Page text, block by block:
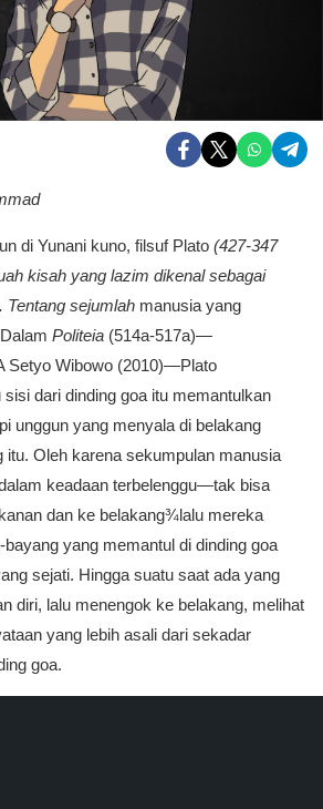
di Yunani kuno, filsuf Plato (427-347
kisah yang lazim dikenal sebagai
. Tentang sejumlah manusia yang
Politeia (514a-517a)—
Setyo Wibowo (2010)—Plato
dari dinding goa itu memantulkan
unggun yang menyala di belakang
itu. Oleh karena sekumpulan manusia
keadaan terbelenggu—tak bisa
dan ke belakang¾lalu mereka
yang memantul di dinding goa
sejati. Hingga suatu saat ada yang
diri, lalu menengok ke belakang, melihat
yang lebih asali dari sekadar
goa.